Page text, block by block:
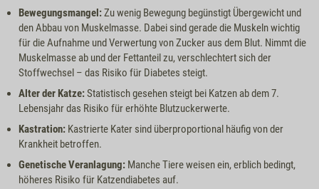
Bewegungsmangel:Zu wenig Bewegung begünstigt Übergewicht und
den Abbau von Muskelmasse. Dabei sind gerade die Muskeln wichtig
für die Aufnahme und Verwertung von Zucker aus dem Blut. Nimmt die
Muskelmasse ab und der Fettanteil zu, verschlechtert sich der
Stoffwechsel – das Risiko für Diabetes steigt.
Alter der Katze:Statistisch gesehen steigt bei Katzen ab dem 7.
Lebensjahr das Risiko für erhöhte Blutzuckerwerte.
Kastration: Kastrierte Kater sind überproportional häufig von der
Krankheit betroffen.
Genetische Veranlagung: Manche Tiere weisen ein, erblich bedingt,
höheres Risiko für Katzendiabetes auf.